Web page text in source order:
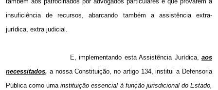
insuficiência de recursos, abarcando também a assistência extra-
jurídica, extra judicial.
E, implementando esta Assistência Jurídica, aos
necessitados, a nossa Constituição, no artigo 134, institui a Defensoria
Pública como umainstituição essencial à função jurisdicional do Estado,